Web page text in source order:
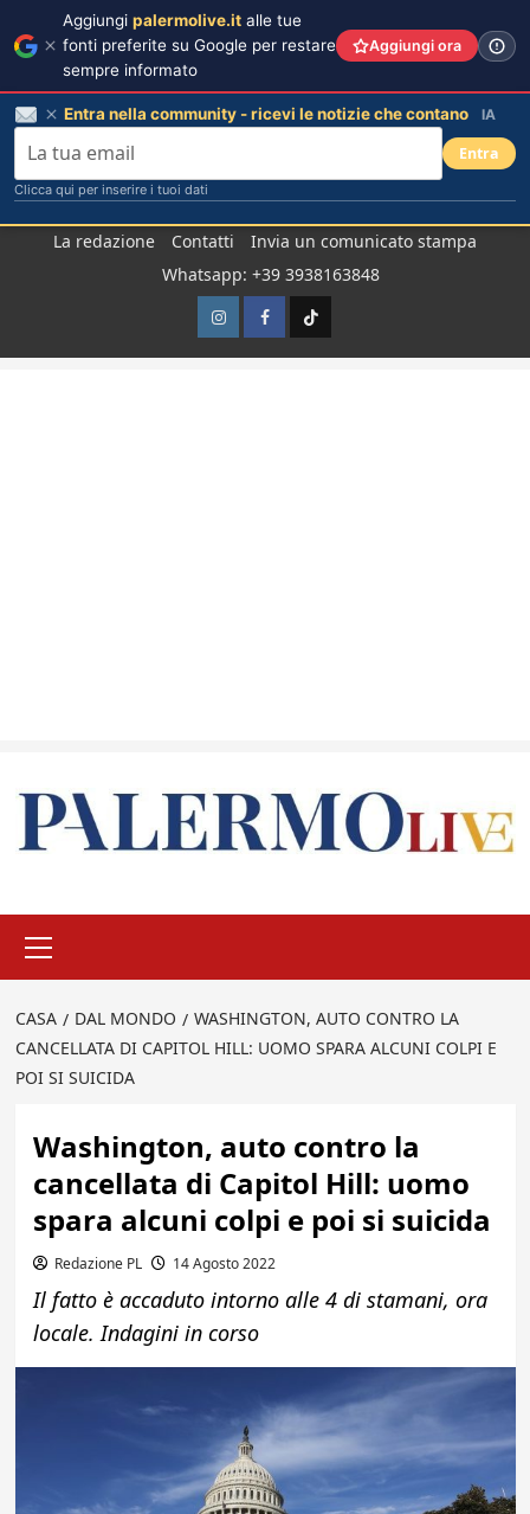
La redazione Contatti
Invia un comunicato stampa
Whatsapp: +39 3938163848
InstagramFacebook
TikTok
principale
CASA DAL MONDO
WASHINGTON, AUTO CONTRO LA
CANCELLATA DI CAPITOL HILL: UOMO SPARA ALCUNI COLPI E
POI SI SUICIDA
Washington, auto contro la
cancellata di Capitol Hill: uomo
spara alcuni colpi e poi si suicida
Redazione PL 14 Agosto 2022
Il fatto è accaduto intorno alle 4 di stamani, ora
locale. Indagini in corso
Aggiungi palermolive.it alle tue
fonti preferite su Google per restare
sempre informato
Aggiungi ora
Entra nella community - ricevi le notizie che contano IA
Entra
Clicca qui per inserire i tuoi dati